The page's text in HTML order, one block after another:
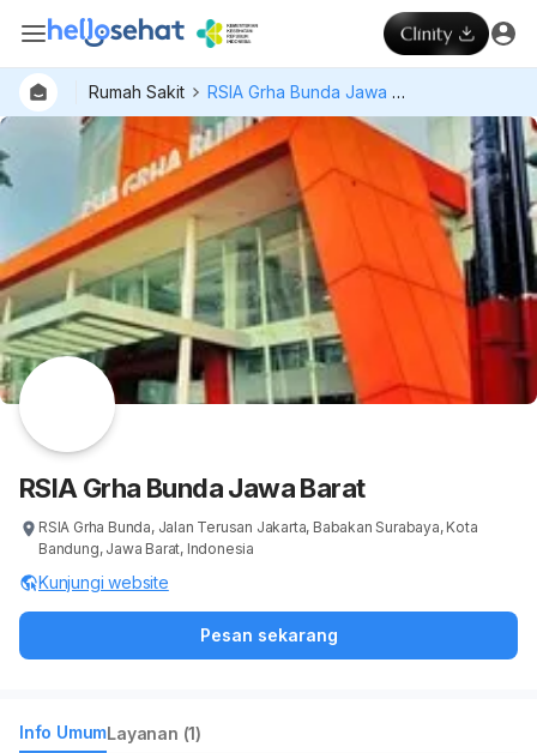
Rumah Sakit RSIA Grha Bunda Jawa Barat
RSIA Grha Bunda Jawa Barat
RSIA Grha Bunda, Jalan Terusan Jakarta, Babakan Surabaya, Kota
Bandung, Jawa Barat, Indonesia
Kunjungi website
Pesan sekarang
Info UmumLayanan (1)
Hospital